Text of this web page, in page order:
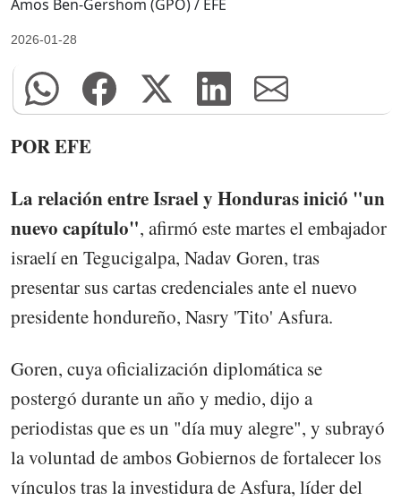
Amos Ben-Gershom (GPO) / EFE
2026-01-28
POR EFE
La relación entre Israel y Honduras inició "un
nuevo capítulo", afirmó este martes el embajador
israelí en Tegucigalpa, Nadav Goren, tras
presentar sus cartas credenciales ante el nuevo
presidente hondureño, Nasry 'Tito' Asfura.
Goren, cuya oficialización diplomática se
postergó durante un año y medio, dijo a
periodistas que es un "día muy alegre", y subrayó
la voluntad de ambos Gobiernos de fortalecer los
vínculos tras la investidura de Asfura, líder del